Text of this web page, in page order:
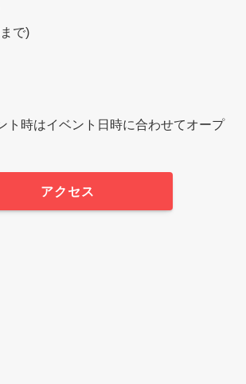
で)
ト時はイベント日時に合わせてオープ
アクセス